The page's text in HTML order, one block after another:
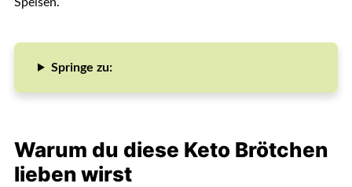
Springe zu:
Warum du diese Keto Brötchen
lieben wirst